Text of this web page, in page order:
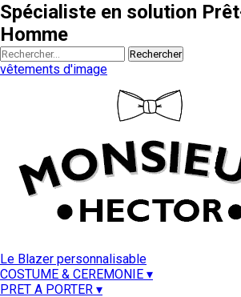
Spécialiste en solution
Homme
Rechercher
vêtements d'image
Le Blazer personnalisable
COSTUME & CEREMONIE ▾
PRET A PORTER ▾